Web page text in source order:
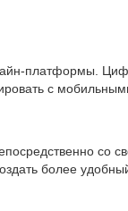
платформы.
с
со
более